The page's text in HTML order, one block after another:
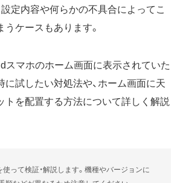
定内容や何らかの不具合によってこ
ケースもあります。
スマホのホーム画面に表示されていた
に試したい対処法や、ホーム画面に天
トを配置する方法について詳しく解説
って検証・解説します。機種やバージョンに